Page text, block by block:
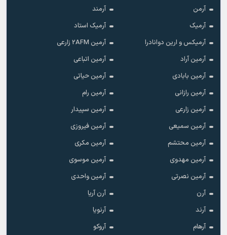
آرمن
آرمند
آرمیک
آرمیک استاد
آرمیکس و ارین دوانادرا
آرمین 2AFM زارعی
آرمین آراد
آرمین اتباعی
آرمین بابادی
آرمین حیاتی
آرمین رازانی
آرمین رام
آرمین زارعی
آرمین سپیدار
آرمین سمیعی
آرمین فیروزی
آرمین محتشم
آرمین مکری
آرمین مهدوی
آرمین موسوی
آرمین نصرتی
آرمین واحدی
آرن
آرن آریا
آرند
آرنویا
آرهام
آروکو